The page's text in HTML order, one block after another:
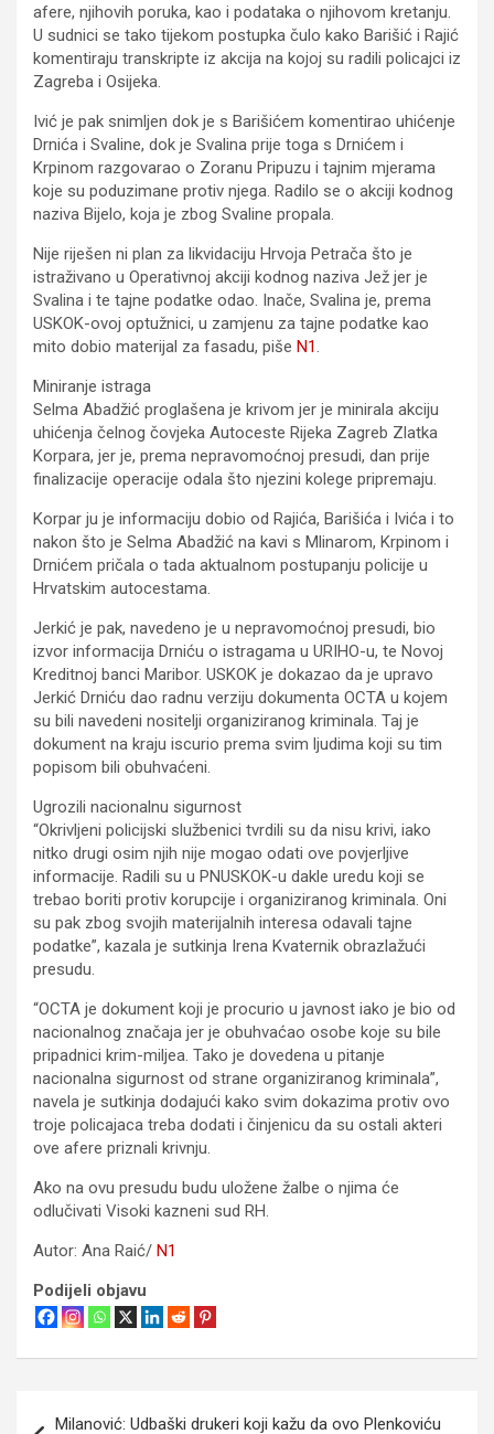
afere, njihovih poruka, kao i podataka o njihovom kretanju.
U sudnici se tako tijekom postupka čulo kako Barišić i Rajić
komentiraju transkripte iz akcija na kojoj su radili policajci iz
Zagreba i Osijeka.
Ivić je pak snimljen dok je s Barišićem komentirao uhićenje
Drnića i Svaline, dok je Svalina prije toga s Drnićem i
Krpinom razgovarao o Zoranu Pripuzu i tajnim mjerama
koje su poduzimane protiv njega. Radilo se o akciji kodnog
naziva Bijelo, koja je zbog Svaline propala.
Nije riješen ni plan za likvidaciju Hrvoja Petrača što je
istraživano u Operativnoj akciji kodnog naziva Jež jer je
Svalina i te tajne podatke odao. Inače, Svalina je, prema
USKOK-ovoj optužnici, u zamjenu za tajne podatke kao
mito dobio materijal za fasadu, piše N1.
Miniranje istraga
Selma Abadžić proglašena je krivom jer je minirala akciju
uhićenja čelnog čovjeka Autoceste Rijeka Zagreb Zlatka
Korpara, jer je, prema nepravomoćnoj presudi, dan prije
finalizacije operacije odala što njezini kolege pripremaju.
Korpar ju je informaciju dobio od Rajića, Barišića i Ivića i to
nakon što je Selma Abadžić na kavi s Mlinarom, Krpinom i
Drnićem pričala o tada aktualnom postupanju policije u
Hrvatskim autocestama.
Jerkić je pak, navedeno je u nepravomoćnoj presudi, bio
izvor informacija Drniću o istragama u URIHO-u, te Novoj
Kreditnoj banci Maribor. USKOK je dokazao da je upravo
Jerkić Drniću dao radnu verziju dokumenta OCTA u kojem
su bili navedeni nositelji organiziranog kriminala. Taj je
dokument na kraju iscurio prema svim ljudima koji su tim
popisom bili obuhvaćeni.
Ugrozili nacionalnu sigurnost
“Okrivljeni policijski službenici tvrdili su da nisu krivi, iako
nitko drugi osim njih nije mogao odati ove povjerljive
informacije. Radili su u PNUSKOK-u dakle uredu koji se
trebao boriti protiv korupcije i organiziranog kriminala. Oni
su pak zbog svojih materijalnih interesa odavali tajne
podatke”, kazala je sutkinja Irena Kvaternik obrazlažući
presudu.
“OCTA je dokument koji je procurio u javnost iako je bio od
nacionalnog značaja jer je obuhvaćao osobe koje su bile
pripadnici krim-miljea. Tako je dovedena u pitanje
nacionalna sigurnost od strane organiziranog kriminala”,
navela je sutkinja dodajući kako svim dokazima protiv ovo
troje policajaca treba dodati i činjenicu da su ostali akteri
ove afere priznali krivnju.
Ako na ovu presudu budu uložene žalbe o njima će
odlučivati Visoki kazneni sud RH.
Autor: Ana Raić/ N1
Podijeli objavu
Milanović: Udbaški drukeri koji kažu da ovo Plenkoviću